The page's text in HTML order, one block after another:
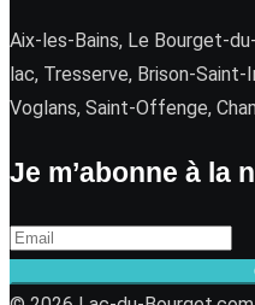
Aix-les-Bains, Le Bourget-
lac, Tresserve, Brison-
Voglans, Saint-Offenge,
Je m’abonne à la